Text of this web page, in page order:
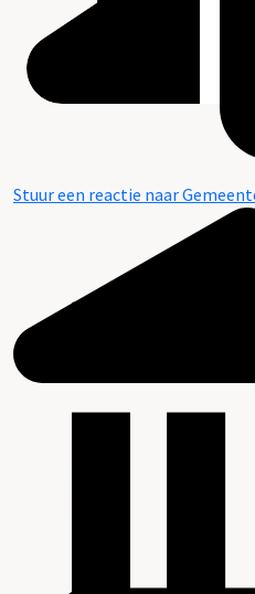
Stuur een reactie naar